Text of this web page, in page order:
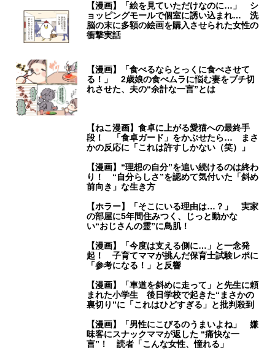
【漫画】「絵を見ていただけなのに…」 シ
ョッピングモールで個室に誘い込まれ… 洗
脳の末に多額の絵画を購入させられた女性の
衝撃実話
【漫画】「食べるならとっくに食べさせて
る！」 2歳娘の食べムラに悩む妻をブチ切
れさせた、夫の“余計な一言”とは
【ねこ漫画】食卓に上がる愛猫への最終手
段！ 「食卓ガード」をかぶせたら… まさ
かの反応に「これは許すしかない（笑）」
【漫画】“理想の自分”を追い続けるのは終わ
り！ “自分らしさ”を認めて気付いた「斜め
前向き」な生き方
【ホラー】「そこにいる理由は…？」 実家
の部屋に5年間住みつく、じっと動かな
い“おじさんの霊”に鳥肌！
【漫画】「今度は支える側に…」と一念発
起！ 子育てママが挑んだ保育士試験レポに
「参考になる！」と反響
【漫画】「車道を斜めに走って」と先生に頼
まれた小学生 後日学校で起きた“まさかの
裏切り”に「これはひどすぎる」と批判殺到
【漫画】「男性にこびるのうまいよね」 嫌
味客にスナックママが返した “痛快な一
言”！ 読者「こんな女性、憧れる」